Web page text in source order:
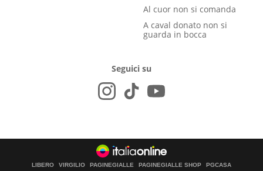
Al cuor non si comanda
A caval donato non si
guarda in bocca
Seguici su
LIBERO VIRGILIO PAGINEGIALLE PAGINEGIALLE SHOP PGCASA